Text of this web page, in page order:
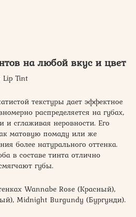
на любой вкус и цвет
Lip Tint
текстуры дает эффектное
распределяется на губах,
и сглаживая неровности. Его
матовую помаду или же
более натурального оттенка.
в составе тинта отлично
губы.
Wannabe Rose (Красный),
Midnight Burgundy (Бургунди).